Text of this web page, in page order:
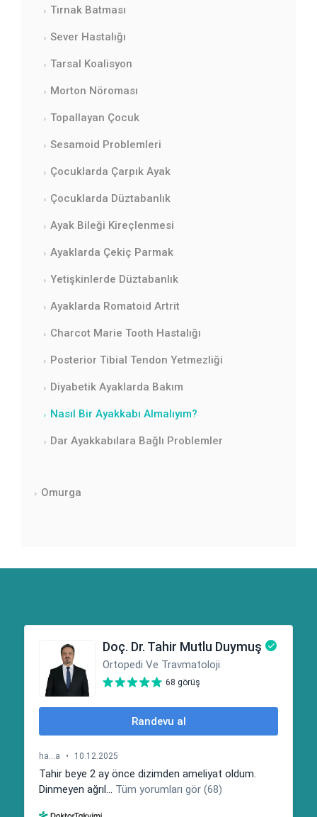
Tırnak Batması
Sever Hastalığı
Tarsal Koalisyon
Morton Nöroması
Topallayan Çocuk
Sesamoid Problemleri
Çocuklarda Çarpık Ayak
Çocuklarda Düztabanlık
Ayak Bileği Kireçlenmesi
Ayaklarda Çekiç Parmak
Yetişkinlerde Düztabanlık
Ayaklarda Romatoid Artrit
Charcot Marie Tooth Hastalığı
Posterior Tibial Tendon Yetmezliği
Diyabetik Ayaklarda Bakım
Nasıl Bir Ayakkabı Almalıyım?
Dar Ayakkabılara Bağlı Problemler
Omurga